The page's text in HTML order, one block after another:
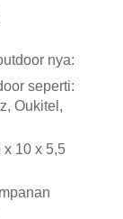
nya:
seperti:
Oukitel,
10 x 5,5